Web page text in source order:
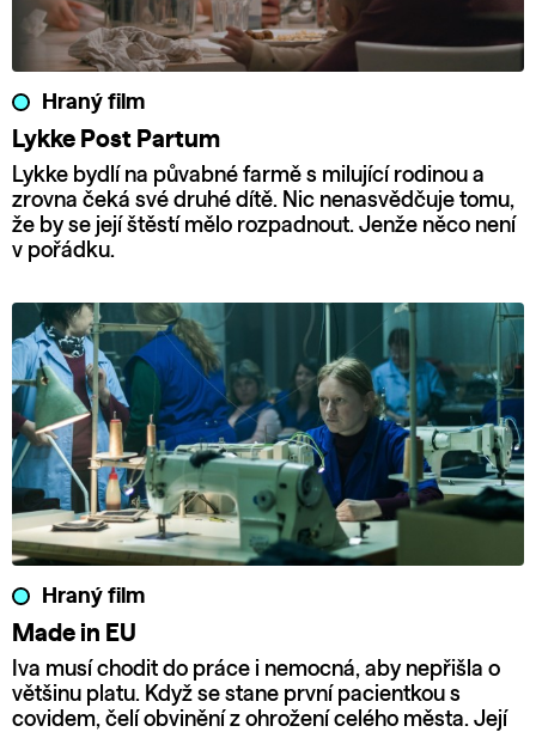
Hraný film
Lykke Post Partum
Lykke bydlí na půvabné farmě s milující rodinou a
zrovna čeká své druhé dítě. Nic nenasvědčuje tomu,
že by se její štěstí mělo rozpadnout. Jenže něco není
v pořádku.
Hraný film
Made in EU
Iva musí chodit do práce i nemocná, aby nepřišla o
většinu platu. Když se stane první pacientkou s
covidem, čelí obvinění z ohrožení celého města. Její